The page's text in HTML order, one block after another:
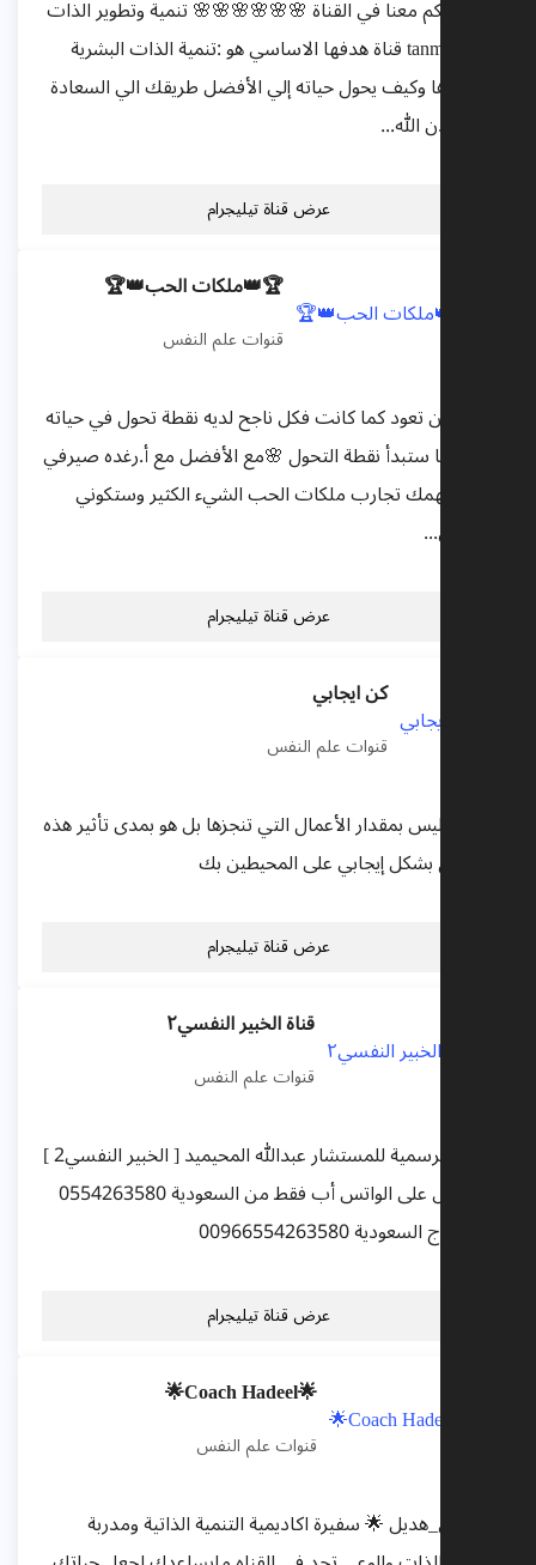
مرحبا بكم معنا في القناة 🌸🌸🌸🌸🌸🌸 تنمية وتطوير الذات
، @tanmiea قناة هدفها الاساسي هو :تنمية الذات البشرية
وتطويرها وكيف يحول حياته إلي الأفضل طريقك الي السعادة
معنا بإذن الله...
عرض قناة تيليجرام
🏆👑ملكات الحب👑🏆
قنوات علم النفس
الحياة لن تعود كما كانت فكل ناجح لديه نقطة تحول في حياته
ومن هنا ستبدأ نقطة التحول 🌸مع الأفضل مع أ.رغده صيرفي
😍ستلهمك تجارب ملكات الحب الشيء الكثير وستكوني
مكانهن...
عرض قناة تيليجرام
كن ايجابي
قنوات علم النفس
النجاح ليس بمقدار الأعمال التي تنجزها بل هو بمدى تأثير هذه
الأعمال بشكل إيجابي على المحيطين بك
عرض قناة تيليجرام
قناة الخبير النفسي٢
قنوات علم النفس
القناة الرسمية للمستشار عبدالله المحيميد [ الخبير النفسي2 ]
التواصل على الواتس أب فقط من السعودية 0554263580
من خارج السعودية 00966554263580
عرض قناة تيليجرام
🌟Coach Hadeel🌟
قنوات علم النفس
#كوتش_هديل 🌟 سفيرة اكاديمية التنمية الذاتية ومدربة